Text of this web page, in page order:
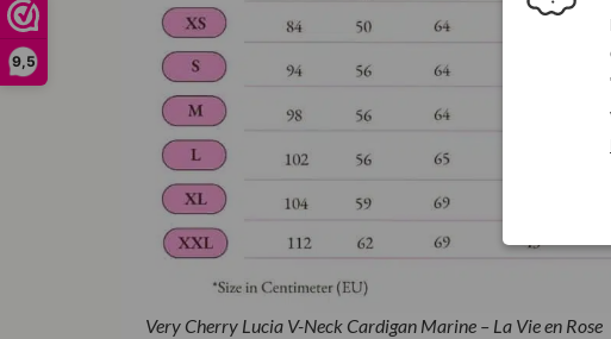
9,5
Very Cherry Lucia V-Neck Cardigan Marine – La Vie en Rose